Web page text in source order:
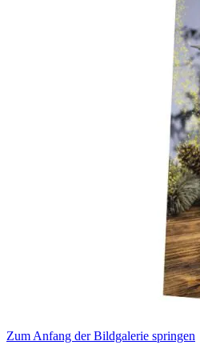
Zum Anfang der Bildgalerie springen